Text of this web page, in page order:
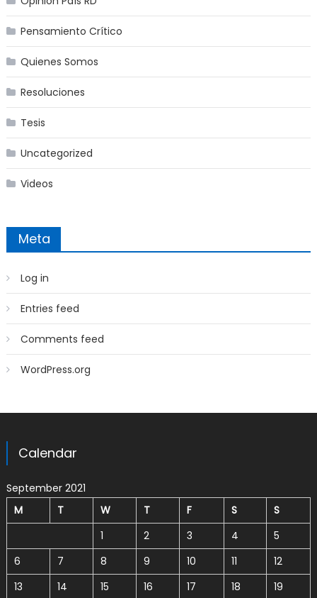
Pensamiento Crítico
Quienes Somos
Resoluciones
Tesis
Uncategorized
Videos
Meta
Log in
Entries feed
Comments feed
WordPress.org
Calendar
September 2021
M
T W T F S
S
1
2 3 4
5
6
7 8 9 10 11
12
13
14 15 16 17 18
19